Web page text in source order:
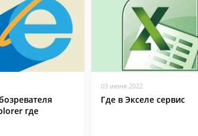
где
03 июня 2022
Где в Экселе сервис